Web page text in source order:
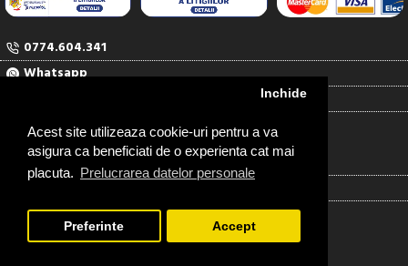
Acest site utilizeaza cookie-uri pentru a va
asigura ca beneficiati de o experienta cat mai
placuta. Prelucrarea datelor personale
Inchide
Preferinte Accept
0774.604.341
Whatsapp
Contact
RUBINUL SERV COM SRL
RO948418